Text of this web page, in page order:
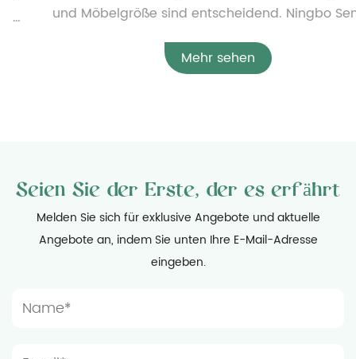
und Möbelgröße sind entscheidend. Ningbo Sentian
Pet Supplies Co., Ltd. bietet eine breite Palette von
Holzkatzenmöbeln an, von einfachen kleinen
die spezifischen Abmessungen der Möbel sorgfältig
messen und den verfügbaren Heimatraum
bewerten, um sicherzustellen, dass die Möbel
reibungslos platziert werden können und die
sollte der Installationsort unter Berücksichtigung
Mehr sehen
Seien Sie der Erste, der es erfährt
Melden Sie sich für exklusive Angebote und aktuelle
Angebote an, indem Sie unten Ihre E-Mail-Adresse
eingeben.